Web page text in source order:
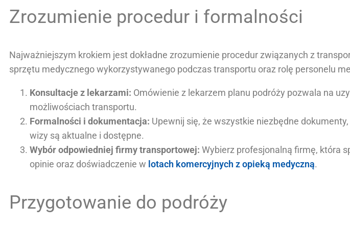
Zrozumienie procedur i formalności
Najważniejszym krokiem jest dokładne zrozumienie procedur związanych z
sprzętu medycznego wykorzystywanego podczas transportu oraz rolę personelu
Konsultacje z lekarzami: Omówienie z lekarzem planu podróży pozwala na
możliwościach transportu.
Formalności i dokumentacja: Upewnij się, że wszystkie niezbędne
wizy są aktualne i dostępne.
Wybór odpowiedniej firmy transportowej: Wybierz profesjonalną firmę, która
opinie oraz doświadczenie w lotach komercyjnych z opieką medyczną.
Przygotowanie do podróży